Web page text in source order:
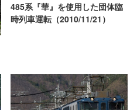
485系『華』を使用した団体臨
時列車運転（2010/11/21）